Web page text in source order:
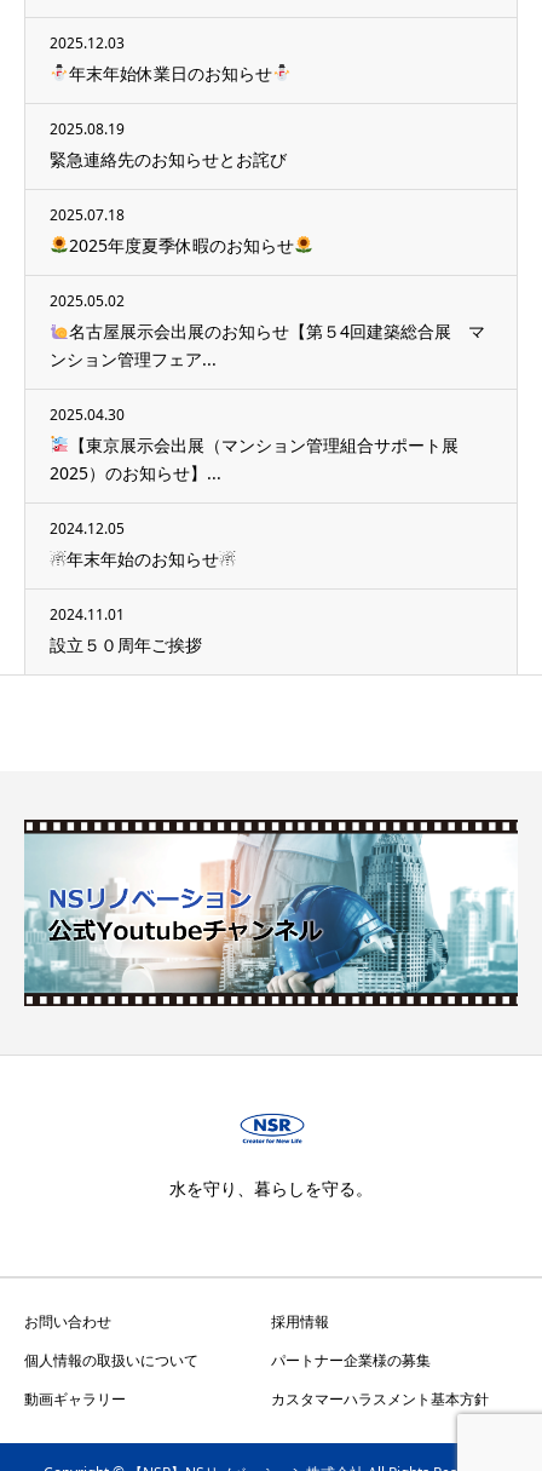
2025.12.03
年末年始休業日のお知らせ
2025.08.19
緊急連絡先のお知らせとお詫び
2025.07.18
2025年度夏季休暇のお知らせ
2025.05.02
名古屋展示会出展のお知らせ【第５4回建築総合展 マ
ンション管理フェア...
2025.04.30
【東京展示会出展（マンション管理組合サポート展
2025）のお知らせ】...
2024.12.05
☃年末年始のお知らせ☃
2024.11.01
設立５０周年ご挨拶
水を守り、暮らしを守る。
お問い合わせ
採用情報
個人情報の取扱いについて
パートナー企業様の募集
動画ギャラリー
カスタマーハラスメント基本方針